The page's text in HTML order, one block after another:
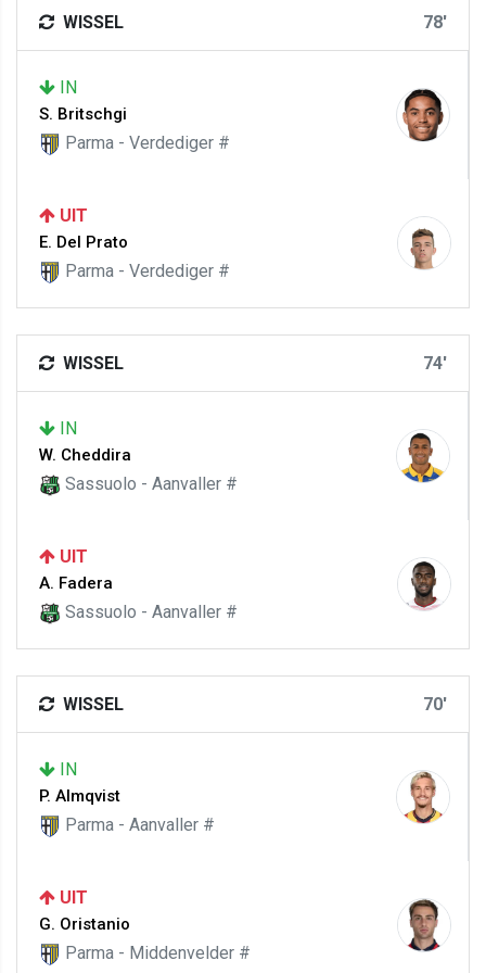
WISSEL 78'
IN
S. Britschgi
Parma - Verdediger #
UIT
E. Del Prato
Parma - Verdediger #
WISSEL 74'
IN
W. Cheddira
Sassuolo - Aanvaller #
UIT
A. Fadera
Sassuolo - Aanvaller #
WISSEL 70'
IN
P. Almqvist
Parma - Aanvaller #
UIT
G. Oristanio
Parma - Middenvelder #